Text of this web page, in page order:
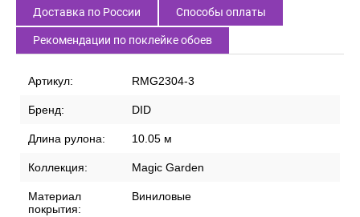
Доставка по России Способы оплаты
Рекомендации по поклейке обоев
Артикул: RMG2304-3
Бренд: DID
Длина рулона: 10.05 м
Коллекция: Magic Garden
Материал
покрытия:
Виниловые